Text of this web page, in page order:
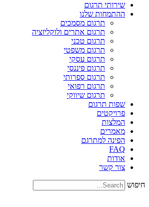
שירותי תרגום
ההתמחות שלנו
תרגום מסמכים
תרגום אתרים ולוקליזציה
תרגום טכני
תרגום משפטי
תרגום עסקי
תרגום פיננסי
תרגום ספרותי
תרגום רפואי
תרגום שיווקי
שפות תרגום
פרויקטים
המלצות
מאמרים
הפינה למתרגם
FAQ
אודות
צור קשר
חיפוש